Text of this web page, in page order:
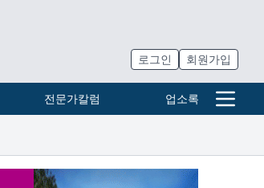
로그인 회원가입
전문가칼럼 업소록